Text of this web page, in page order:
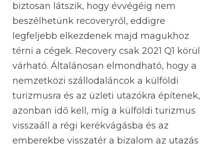
biztosan látszik, hogy évvégéig nem
beszélhetünk recoveryről, eddigre
legfeljebb elkezdenek majd magukhoz
térni a cégek. Recovery csak 2021 Q1 körül
várható. Általánosan elmondható, hogy a
nemzetközi szállodaláncok a külföldi
turizmusra és az üzleti utazókra építenek,
azonban idő kell, míg a külföldi turizmus
visszaáll a régi kerékvágásba és az
emberekbe visszatér a bizalom az utazás